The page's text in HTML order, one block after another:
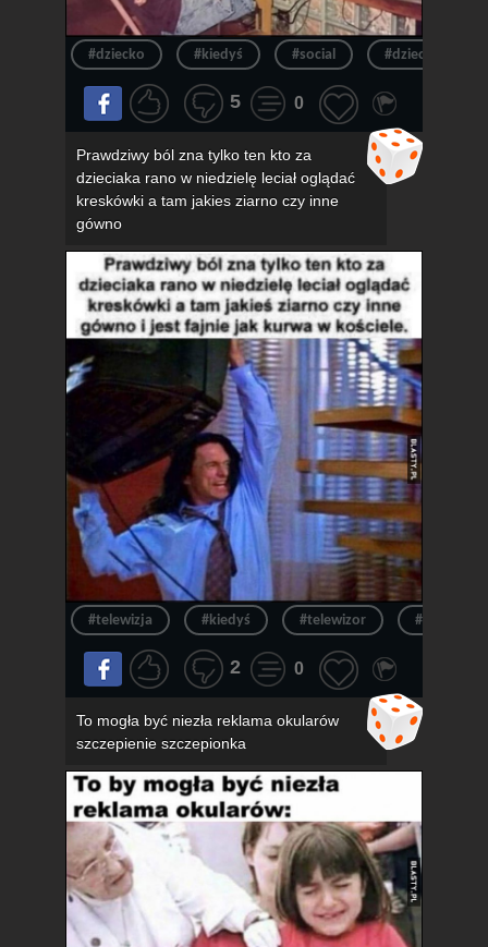
#dziecko #kiedyś #social #dzieciak
5 0
Prawdziwy ból zna tylko ten kto za
dzieciaka rano w niedzielę leciał oglądać
kreskówki a tam jakies ziarno czy inne
gówno
#telewizja #kiedyś #telewizor #ból
2 0
To mogła być niezła reklama okularów
szczepienie szczepionka